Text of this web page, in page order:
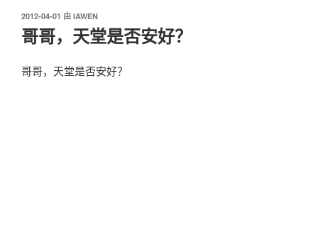
发
布
于
2012-04-01 由 IAWEN
哥哥，天堂是否安好？
哥哥，天堂是否安好？